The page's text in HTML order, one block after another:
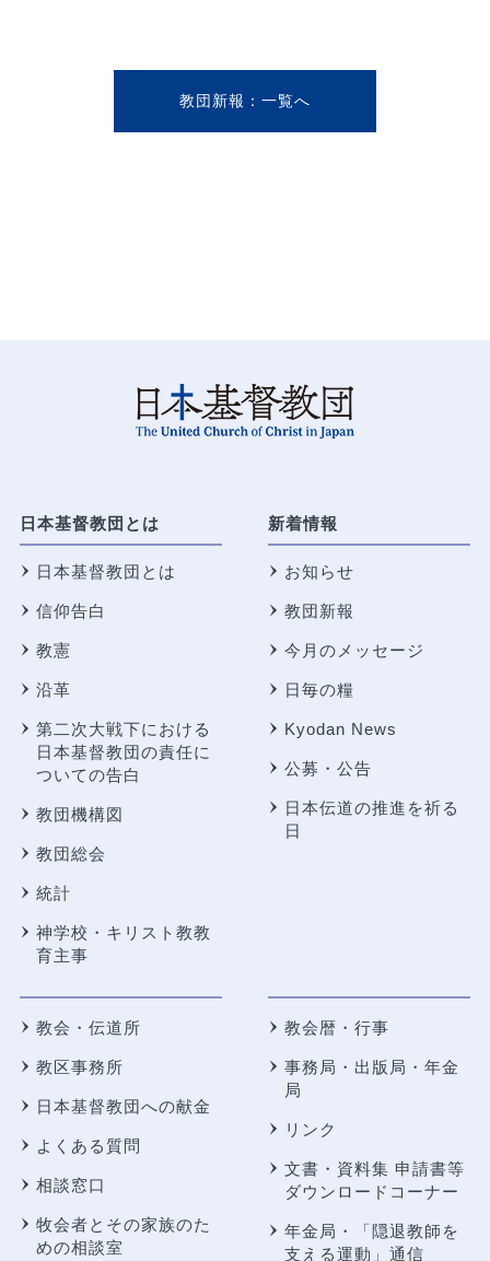
教団新報
日本基督教団とは
日本基督教団とは
信仰告白
教憲
沿革
第二次大戦下における
日本基督教団の責任に
ついての告白
教団機構図
教団総会
統計
神学校・キリスト教教
育主事
新着情報
お知らせ
教団新報
今月のメッセージ
日毎の糧
Kyodan News
公募・公告
日本伝道の推進を祈る
日
教会・伝道所
教区事務所
日本基督教団への献金
よくある質問
相談窓口
牧会者とその家族のた
めの相談室
教会暦・行事
事務局・出版局・年金
局
リンク
文書・資料集 申請書等
ダウンロードコーナー
年金局・
「隠退教師を
支える運動」通信